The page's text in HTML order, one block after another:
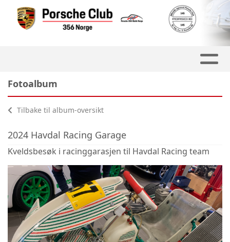
Fotoalbum
Tilbake til album-oversikt
2024 Havdal Racing Garage
Kveldsbesøk i racinggarasjen til Havdal Racing team